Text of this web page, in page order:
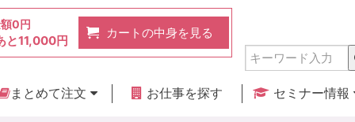
0円
と11,000円
カートの中身を見る
まとめて注文
お仕事を探す
セミナー情報